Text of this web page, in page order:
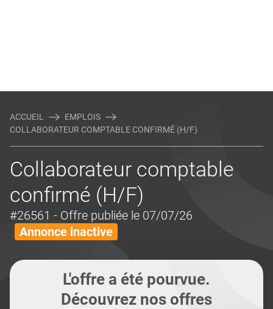
ACCUEIL
EMPLOIS
COLLABORATEUR COMPTABLE CONFIRMÉ (H/F)
Collaborateur comptable
confirmé (H/F)
#26561 - Offre publiée le 07/07/26
Annonce inactive
L'offre a été pourvue.
Découvrez nos offres